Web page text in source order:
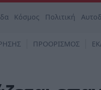
Κόσμος Πολιτική
ΠΡΟΟΡΙΣΜΟΣ